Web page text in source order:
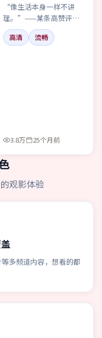
“像生活本身一样不讲
理。”——某条高赞评
论。雾岛档案，犯罪，我
同意一半。
高清 流畅
3.8万 25个月前
观影体验
多频道内容，想看的都